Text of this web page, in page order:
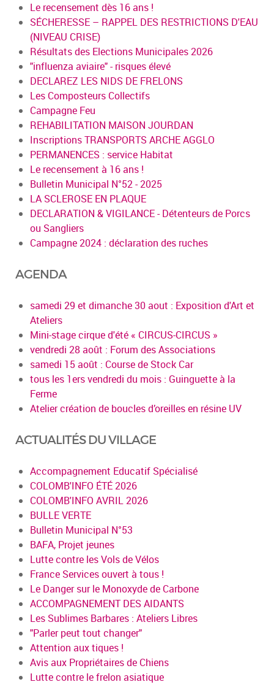
Le recensement dès 16 ans !
SÉCHERESSE – RAPPEL DES RESTRICTIONS D'EAU
(NIVEAU CRISE)
Résultats des Elections Municipales 2026
"influenza aviaire" - risques élevé
DECLAREZ LES NIDS DE FRELONS
Les Composteurs Collectifs
Campagne Feu
REHABILITATION MAISON JOURDAN
Inscriptions TRANSPORTS ARCHE AGGLO
PERMANENCES : service Habitat
Le recensement à 16 ans !
Bulletin Municipal N°52 - 2025
LA SCLEROSE EN PLAQUE
DECLARATION & VIGILANCE - Détenteurs de Porcs
ou Sangliers
Campagne 2024 : déclaration des ruches
AGENDA
samedi 29 et dimanche 30 aout : Exposition d'Art et
Ateliers
Mini-stage cirque d'été « CIRCUS-CIRCUS »
vendredi 28 août : Forum des Associations
samedi 15 août : Course de Stock Car
tous les 1ers vendredi du mois : Guinguette à la
Ferme
Atelier création de boucles d’oreilles en résine UV
ACTUALITÉS DU VILLAGE
Accompagnement Educatif Spécialisé
COLOMB'INFO ÉTÉ 2026
COLOMB'INFO AVRIL 2026
BULLE VERTE
Bulletin Municipal N°53
BAFA, Projet jeunes
Lutte contre les Vols de Vélos
France Services ouvert à tous !
Le Danger sur le Monoxyde de Carbone
ACCOMPAGNEMENT DES AIDANTS
Les Sublimes Barbares : Ateliers Libres
"Parler peut tout changer"
Attention aux tiques !
Avis aux Propriétaires de Chiens
Lutte contre le frelon asiatique